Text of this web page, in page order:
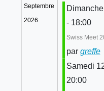
Septembre
2026
- 18:00
Swiss Meet
par greffe
Samedi
20:00